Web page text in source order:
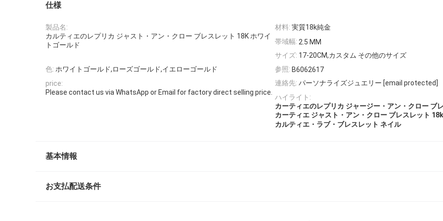
仕様
製品名:
カルティエのレプリカ ジャスト・アン・クロー ブレスレット 18K ホワイ
トゴールド
材料: 実質18k純金
帯域幅: 2.5 MM
サイズ: 17-20CM,カスタム その他のサイズ
色: ホワイトゴールド,ローズゴールド,イエローゴールド 参照: B6062617
price:
Please contact us via WhatsApp or Email for factory direct selling price.
連絡先: パーソナライズジュエリー [email protected]
ハイライト:
カーティエのレプリカ ジャージー・アン・クロー ブ
カーティエ ジャスト・アン・クロー ブレスレット 18k
カルティエ・ラブ・ブレスレット ネイル
基本情報
お支払配送条件